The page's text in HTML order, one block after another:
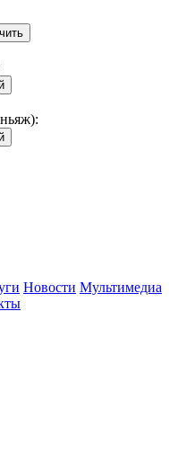
Новости Мультимедиа